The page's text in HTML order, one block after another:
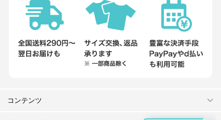
コンテンツ